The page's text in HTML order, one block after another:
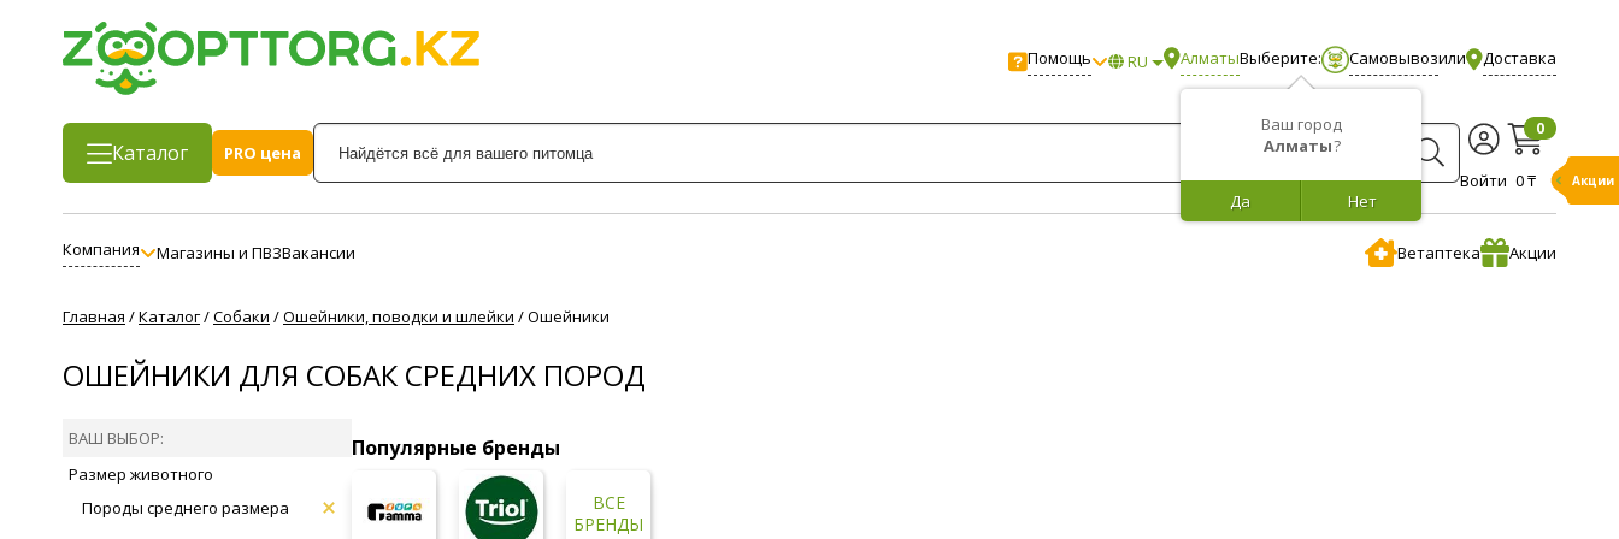
Помощь RU Алматы
Ваш город
Алматы?
Нет
Да
Выберите: Самовывозили Доставка
Каталог
PRO цена
Войти
0
0 ₸
Компания Магазины и ПВЗВакансии Ветаптека Акции
Главная /Каталог/Собаки /Ошейники, поводки и шлейки /Ошейники
ОШЕЙНИКИ ДЛЯ СОБАК СРЕДНИХ ПОРОД
ВАШ ВЫБОР:
Размер животного
Породы среднего размера
Популярные бренды
ВСЕ
БРЕНДЫ
Акции